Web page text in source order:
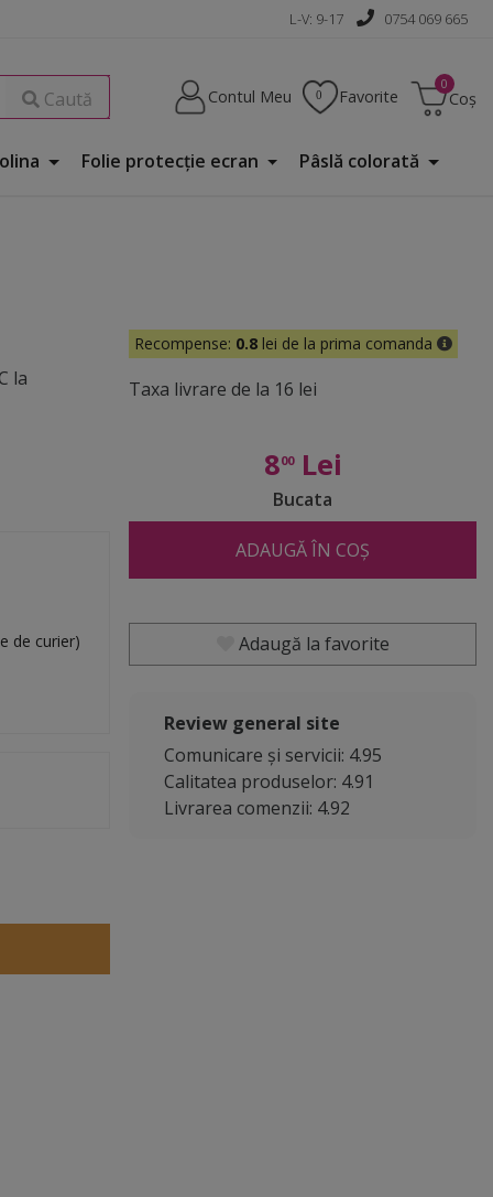
L-V: 9-17 0754 069 665
Caută Contul Meu Favorite Coș
Folie protecţie ecran Pâslă colorată
la
de curier)
Recompense: 0.8 lei de la prima comanda
Taxa livrare de la 16 lei
800Lei
Bucata
ADAUGĂ ÎN COȘ
Adaugă la favorite
Review general site
Comunicare și servicii: 4.95
Calitatea produselor: 4.91
Livrarea comenzii: 4.92